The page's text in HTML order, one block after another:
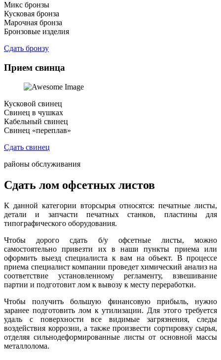
Микс бронзы
Кусковая бронза
Марочная бронза
Бронзовые изделия
Сдать бронзу
Прием свинца
Кусковой свинец
Свинец в чушках
Кабельный свинец
Свинец «переплав»
Сдать свинец
районы обслуживания
Сдать лом офсетных листов
К данной категории вторсырья относятся: печатные листы,
детали и запчасти печатных станков, пластины для
типографического оборудования.
Чтобы дорого сдать б/у офсетные листы, можно
самостоятельно привезти их в наши пункты приема или
оформить выезд специалиста к вам на объект. В процессе
приема специалист компании проведет химический анализ на
соответствие установленному регламенту, взвешивание
партии и подготовит лом к вывозу к месту переработки.
Чтобы получить большую финансовую прибыль, нужно
заранее подготовить лом к утилизации. Для этого требуется
удаль с поверхности все видимые загрязнения, следы
воздействия коррозии, а также произвести сортировку сырья,
отделяя сильнодеформированные листы от основной массы
металлолома.